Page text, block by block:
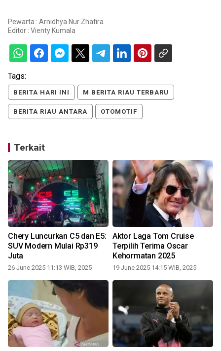
Pewarta : Arnidhya Nur Zhafira
Editor : Vienty Kumala
Tags:
BERITA HARI INI M BERITA RIAU TERBARU
BERITA RIAU ANTARA OTOMOTIF
Terkait
Chery Luncurkan C5 dan E5:
SUV Modern Mulai Rp319
Juta
26 June 2025 11:13 WIB, 2025
Aktor Laga Tom Cruise
Terpilih Terima Oscar
Kehormatan 2025
19 June 2025 14:15 WIB, 2025